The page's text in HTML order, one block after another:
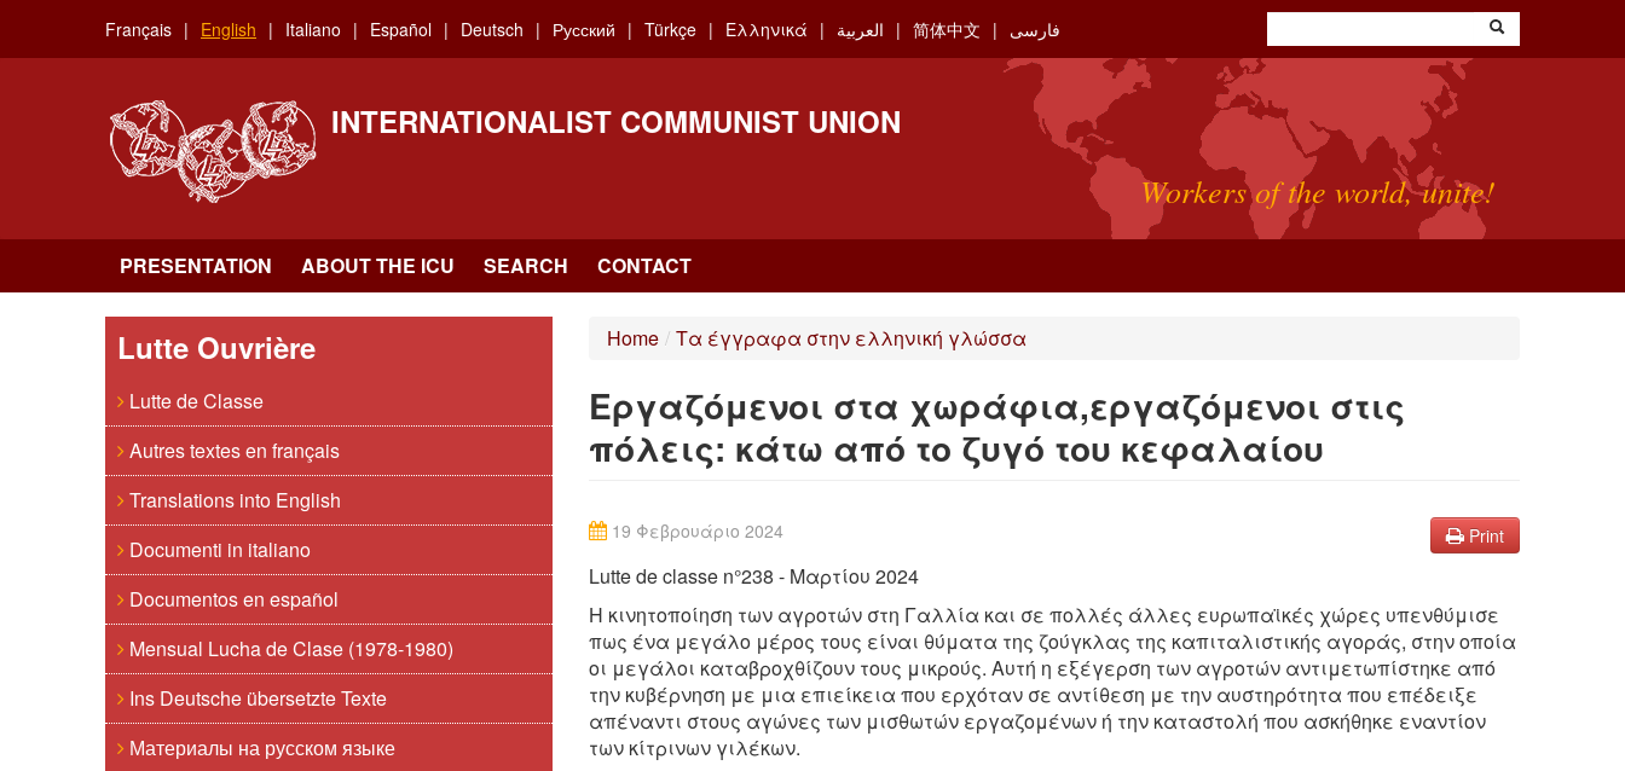
main
Français English Italiano Español Deutsch Русский Türkçe Ελληνικά العربية 简体中文 فارسی
INTERNATIONALIST COMMUNIST UNION
Workers of the world, unite!
PRESENTATION ABOUT THE ICU SEARCH CONTACT
Lutte Ouvrière
Lutte de Classe
Autres textes en français
Translations into English
Documenti in italiano
Documentos en español
Mensual Lucha de Clase (1978-1980)
Ins Deutsche übersetzte Texte
Материалы на русском языке
Home / Τα έγγραφα στην ελληνική γλώσσα
Εργαζόμενοι στα χωράφια,εργαζόμενοι στις
πόλεις: κάτω από το ζυγό του κεφαλαίου
Print
19 Φεβρουάριο 2024
Lutte de classe n°238 - Μαρτίου 2024
Η κινητοποίηση των αγροτών στη Γαλλία και σε πολλές άλλες ευρωπαϊκές χώρες υπενθύμισε
πως ένα μεγάλο μέρος τους είναι θύματα της ζούγκλας της καπιταλιστικής αγοράς, στην οποία
οι μεγάλοι καταβροχθίζουν τους μικρούς. Αυτή η εξέγερση των αγροτών αντιμετωπίστηκε από
την κυβέρνηση με μια επιείκεια που ερχόταν σε αντίθεση με την αυστηρότητα που επέδειξε
απέναντι στους αγώνες των μισθωτών εργαζομένων ή την καταστολή που ασκήθηκε εναντίον
των κίτρινων γιλέκων.